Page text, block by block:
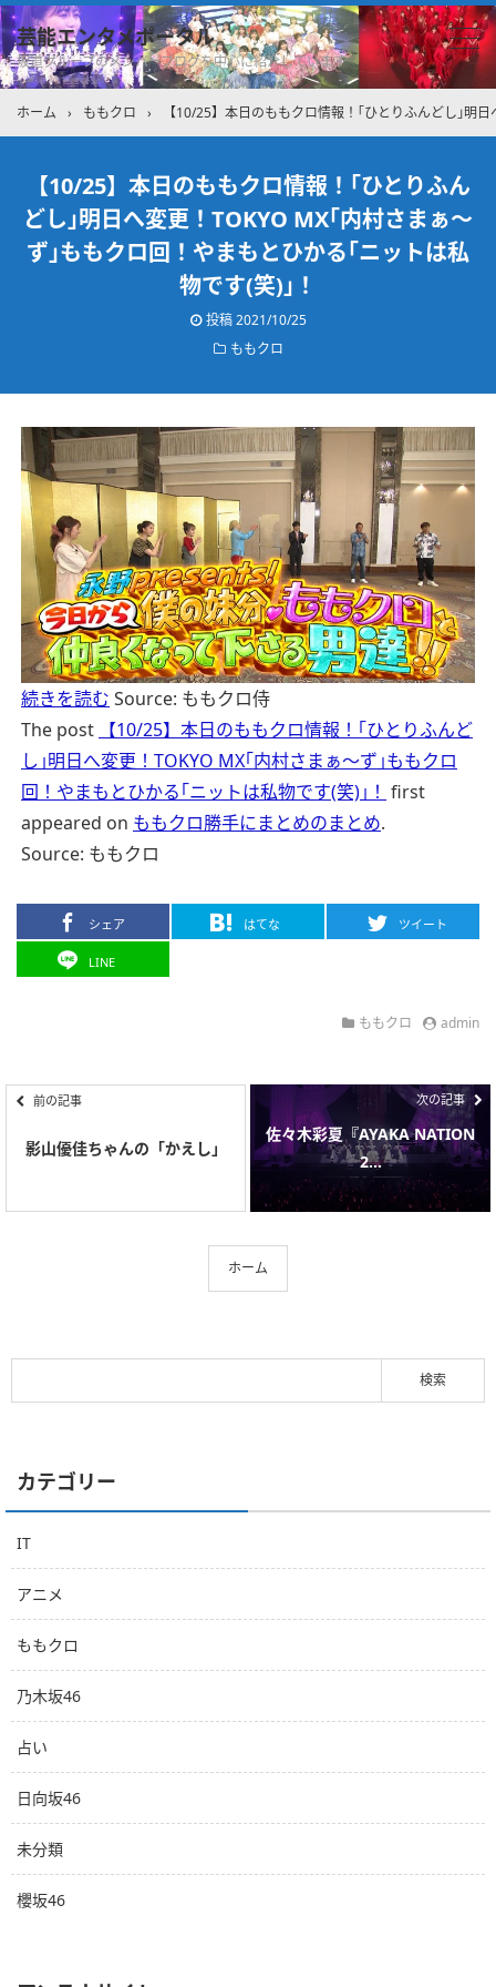
芸能エンタメポータル
坂道グループのメンバーブログを中心に紹介しています
ホーム › ももクロ › 【10/25】本日のももクロ情報！｢ひとりふんどし｣明
【10/25】本日のももクロ情報！｢ひとりふん
どし｣明日へ変更！TOKYO MX｢内村さまぁ～
ず｣ももクロ回！やまもとひかる｢ニットは私
物です(笑)｣！
投稿2021/10/25
ももクロ
続きを読む Source: ももクロ侍
The post
【10/25】本日のももクロ情報！｢ひとりふんど
し｣明日へ変更！TOKYO MX｢内村さまぁ～ず｣ももクロ
回！やまもとひかる｢ニットは私物です(笑)｣！ first
appeared on ももクロ勝手にまとめのまとめ.
Source: ももクロ
シェア はてな ツイート
LINE
ももクロ admin
前の記事
影山優佳ちゃんの「かえし」
次の記事
佐々木彩夏『AYAKA NATION
2...
ホーム
カテゴリー
IT
アニメ
ももクロ
乃木坂46
占い
日向坂46
未分類
櫻坂46